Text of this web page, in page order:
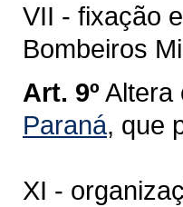
VII - fixação
Bombeiros
Art. 9º Altera
Paraná, que
XI -